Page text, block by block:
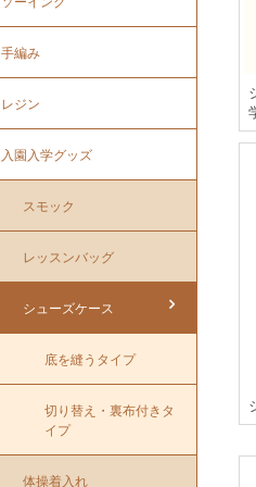
手編み
レジン
入園入学グッズ
スモック
レッスンバッグ
シューズケース
底を縫うタイプ
切り替え・裏布付きタ
イプ
体操着入れ